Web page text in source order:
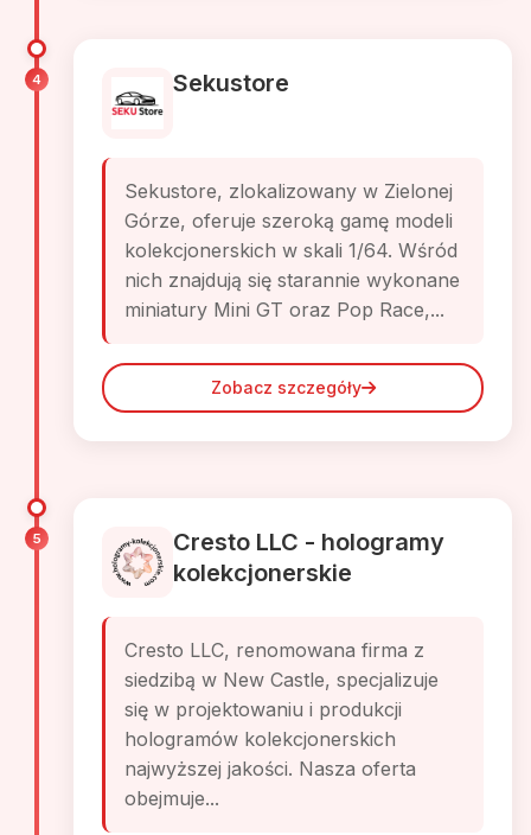
4 Sekustore
Sekustore, zlokalizowany w Zielonej
Górze, oferuje szeroką gamę modeli
kolekcjonerskich w skali 1/64. Wśród
nich znajdują się starannie wykonane
miniatury Mini GT oraz Pop Race,...
Zobacz szczegóły
5
Cresto LLC - hologramy
kolekcjonerskie
Cresto LLC, renomowana firma z
siedzibą w New Castle, specjalizuje
się w projektowaniu i produkcji
hologramów kolekcjonerskich
najwyższej jakości. Nasza oferta
obejmuje...